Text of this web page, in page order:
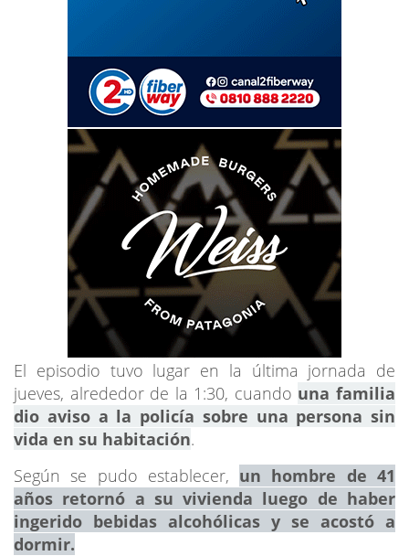
El episodio tuvo lugar en la última jornada de
jueves, alrededor de la 1:30, cuando una familia
dio aviso a la policía sobre una persona sin
vida en su habitación.
Según se pudo establecer, un hombre de 41
años retornó a su vivienda luego de haber
ingerido bebidas alcohólicas y se acostó a
dormir.